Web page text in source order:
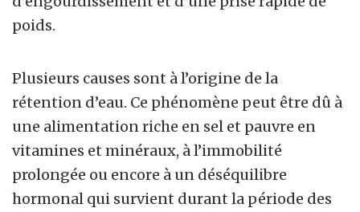
poids.
Plusieurs causes sont à l’origine de la
rétention d’eau. Ce phénomène peut être dû à
une alimentation riche en sel et pauvre en
vitamines et minéraux, à l’immobilité
prolongée ou encore à un déséquilibre
hormonal qui survient durant la période des